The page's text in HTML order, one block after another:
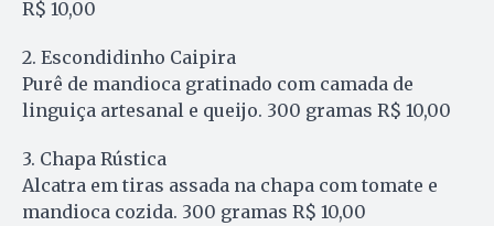
R$ 10,00
2. Escondidinho Caipira
Purê de mandioca gratinado com camada de
linguiça artesanal e queijo. 300 gramas R$ 10,00
3. Chapa Rústica
Alcatra em tiras assada na chapa com tomate e
mandioca cozida. 300 gramas R$ 10,00